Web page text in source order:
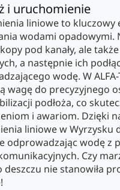
i uruchomienie
liniowe to kluczowy
wodami opadowymi.
pod kanały, ale
a następnie ich
wodę. W
wagę do precyzyjnego
podłoża, co
i awariom. Dzięki
liniowe w Wyrzysku
odprowadzając wodę z
Czy
deszczu nie stanowiła